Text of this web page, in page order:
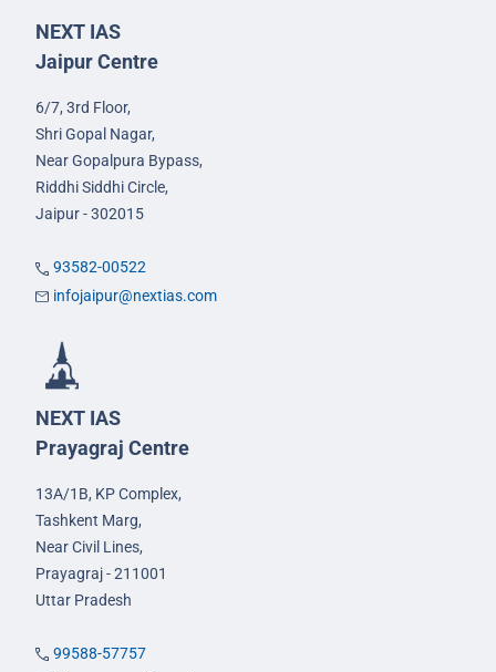
NEXT IAS
Jaipur Centre
6/7, 3rd Floor,
Shri Gopal Nagar,
Near Gopalpura Bypass,
Riddhi Siddhi Circle,
Jaipur - 302015
93582-00522
infojaipur@nextias.com
NEXT IAS
Prayagraj Centre
13A/1B, KP Complex,
Tashkent Marg,
Near Civil Lines,
Prayagraj - 211001
Uttar Pradesh
99588-57757